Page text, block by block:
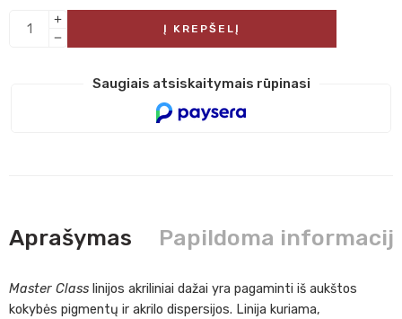
Į KREPŠELĮ
Saugiais atsiskaitymais rūpinasi
Aprašymas Papildoma
Master Class linijos akriliniai dažai yra pagaminti iš aukštos
kokybės pigmentų ir akrilo dispersijos. Linija kuriama,